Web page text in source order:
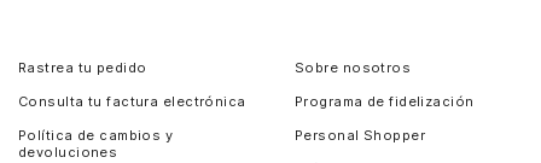
Rastrea tu pedido
Consulta tu factura electrónica
Política de cambios y
devoluciones
Sobre nosotros
Programa de fidelización
Personal Shopper